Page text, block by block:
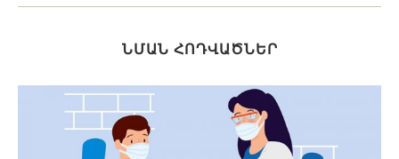
ՆՄԱՆ ՀՈԴՎԱԾՆԵՐ